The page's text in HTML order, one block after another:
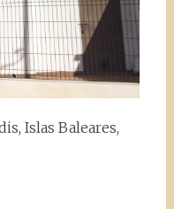
Islas Baleares,